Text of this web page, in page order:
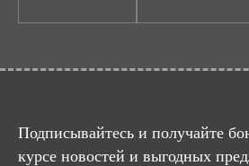
Подписывайтесь и получайте
курсе новостей и выгодных